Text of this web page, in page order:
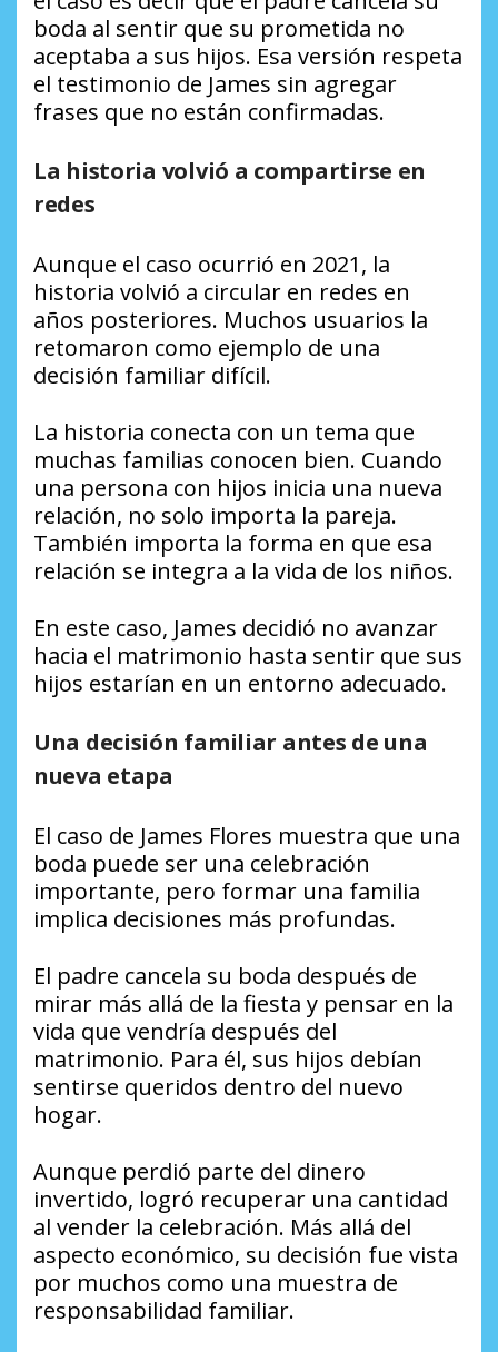
boda al sentir que su prometida no
aceptaba a sus hijos. Esa versión respeta
el testimonio de James sin agregar
frases que no están confirmadas.
La historia volvió a compartirse en
redes
Aunque el caso ocurrió en 2021, la
historia volvió a circular en redes en
años posteriores. Muchos usuarios la
retomaron como ejemplo de una
decisión familiar difícil.
La historia conecta con un tema que
muchas familias conocen bien. Cuando
una persona con hijos inicia una nueva
relación, no solo importa la pareja.
También importa la forma en que esa
relación se integra a la vida de los niños.
En este caso, James decidió no avanzar
hacia el matrimonio hasta sentir que sus
hijos estarían en un entorno adecuado.
Una decisión familiar antes de una
nueva etapa
El caso de James Flores muestra que una
boda puede ser una celebración
importante, pero formar una familia
implica decisiones más profundas.
El padre cancela su boda después de
mirar más allá de la fiesta y pensar en la
vida que vendría después del
matrimonio. Para él, sus hijos debían
sentirse queridos dentro del nuevo
hogar.
Aunque perdió parte del dinero
invertido, logró recuperar una cantidad
al vender la celebración. Más allá del
aspecto económico, su decisión fue vista
por muchos como una muestra de
responsabilidad familiar.